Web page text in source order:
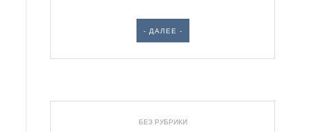
- ДАЛЕЕ -
БЕЗ РУБРИКИ